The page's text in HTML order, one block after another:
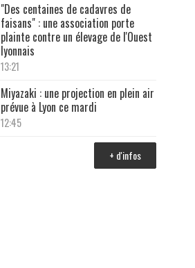
"Des centaines de cadavres de
faisans" : une association porte
plainte contre un élevage de l'Ouest
lyonnais
13:21
Miyazaki : une projection en plein air
prévue à Lyon ce mardi
12:45
+ d'infos